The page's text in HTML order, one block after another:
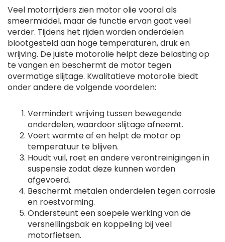
Veel motorrijders zien motor olie vooral als
smeermiddel, maar de functie ervan gaat veel
verder. Tijdens het rijden worden onderdelen
blootgesteld aan hoge temperaturen, druk en
wrijving. De juiste motorolie helpt deze belasting op
te vangen en beschermt de motor tegen
overmatige slijtage. Kwalitatieve motorolie biedt
onder andere de volgende voordelen:
Vermindert wrijving tussen bewegende
onderdelen, waardoor slijtage afneemt.
Voert warmte af en helpt de motor op
temperatuur te blijven.
Houdt vuil, roet en andere verontreinigingen in
suspensie zodat deze kunnen worden
afgevoerd.
Beschermt metalen onderdelen tegen corrosie
en roestvorming.
Ondersteunt een soepele werking van de
versnellingsbak en koppeling bij veel
motorfietsen.